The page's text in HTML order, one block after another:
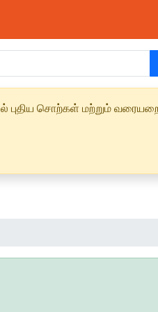
சொற்கள் மற்றும்